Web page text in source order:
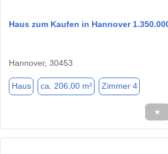
Haus zum Kaufen in Hannover
Hannover, 30453
Haus ca. 206,00 m² Zimmer 4
★